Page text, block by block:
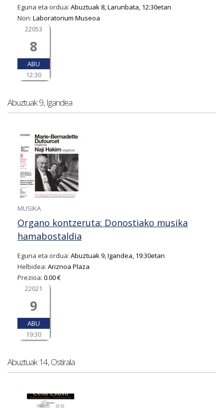
Eguna eta ordua: Abuztuak 8, Larunbata, 12:30etan
Non: Laboratorium Museoa
22053
8
ABU
12:30
Abuztuak 9, Igandea
MUSIKA
Organo kontzeruta: Donostiako musika
hamabostaldia
Eguna eta ordua: Abuztuak 9, Igandea, 19:30etan
Helbidea: Ariznoa Plaza
Prezioa: 0.00 €
22021
9
ABU
19:30
Abuztuak 14, Ostirala